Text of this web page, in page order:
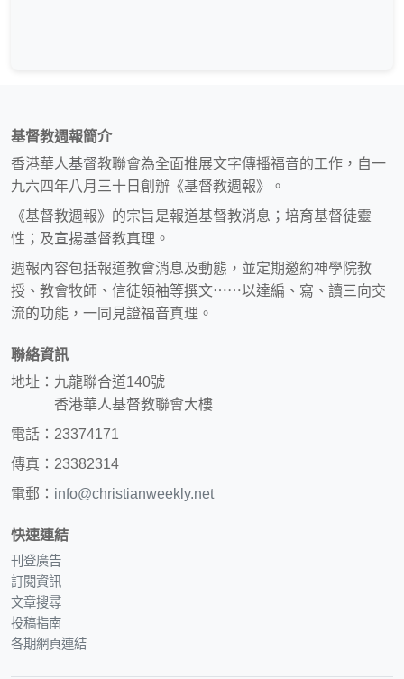
基督教週報簡介
香港華人基督教聯會為全面推展文字傳播福音的工作，自一
九六四年八月三十日創辦《基督教週報》。
《基督教週報》的宗旨是報道基督教消息；培育基督徒靈
性；及宣揚基督教真理。
週報內容包括報道教會消息及動態，並定期邀約神學院教
授、教會牧師、信徒領袖等撰文⋯⋯以達編、寫、讀三向交
流的功能，一同見證福音真理。
聯絡資訊
地址：九龍聯合道140號
香港華人基督教聯會大樓
電話：23374171
傳真：23382314
電郵： info@christianweekly.net
快速連結
刊登廣告
訂閱資訊
文章搜尋
投稿指南
各期網頁連結